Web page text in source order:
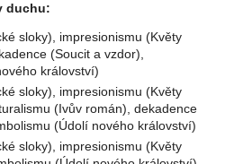
duchu:
sloky), impresionismu (Květy
(Soucit a vzdor),
království)
sloky), impresionismu (Květy
(Ivův román), dekadence
(Údolí nového království)
sloky), impresionismu (Květy